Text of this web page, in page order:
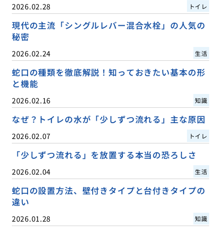
2026.02.28 トイレ
現代の主流「シングルレバー混合水栓」の人気の
秘密
2026.02.24 生活
蛇口の種類を徹底解説！知っておきたい基本の形
と機能
2026.02.16 知識
なぜ？トイレの水が「少しずつ流れる」主な原因
2026.02.07 トイレ
「少しずつ流れる」を放置する本当の恐ろしさ
2026.02.04 生活
蛇口の設置方法、壁付きタイプと台付きタイプの
違い
2026.01.28 知識